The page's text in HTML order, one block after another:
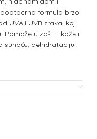
formula brzo
UVA i UVB zraka, koji
Pomaže u zaštiti kože i
suhoću, dehidrataciju i